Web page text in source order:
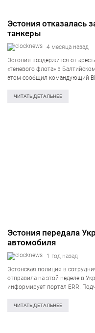
Эстония отказалась
танкеры
4 месяца назад
Эстония воздержится от
«теневого флота» в
этом сообщил командующий
велик», а военное нахождение…
ЧИТАТЬ ДЕТАЛЬНЕЕ
Эстония передала
автомобиля
1 год назад
Эстонская полиция в
отправила на этой неделе в
информирует портал ERR.
входят 13 Volkswagen Amarok,
ЧИТАТЬ ДЕТАЛЬНЕЕ